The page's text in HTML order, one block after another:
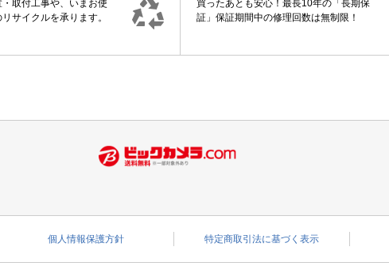
取付工事や、いまお使
サイクルを承ります。
買ったあとも安心！最長10年の「長期保
証」保証期間中の修理回数は無制限！
個人情報保護方針 特定商取引法に基づく表示